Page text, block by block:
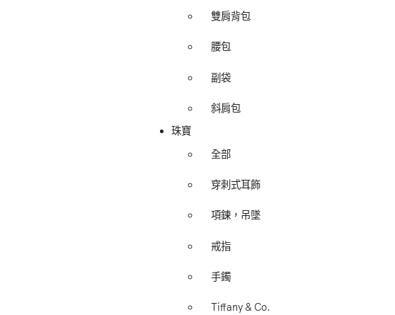
雙肩背包
腰包
副袋
斜肩包
珠寶
全部
穿刺式耳飾
項鍊，吊墜
戒指
手鐲
Tiffany & Co.